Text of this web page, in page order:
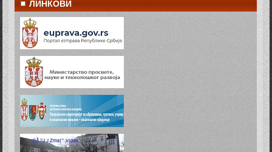
ЛИНКОВИ